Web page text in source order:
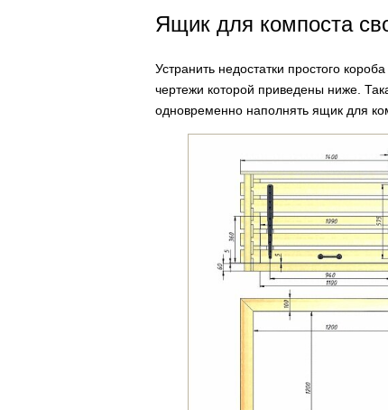
Ящик для компоста
Устранить недостатки простого
чертежи которой приведены ниже.
одновременно наполнять ящик для